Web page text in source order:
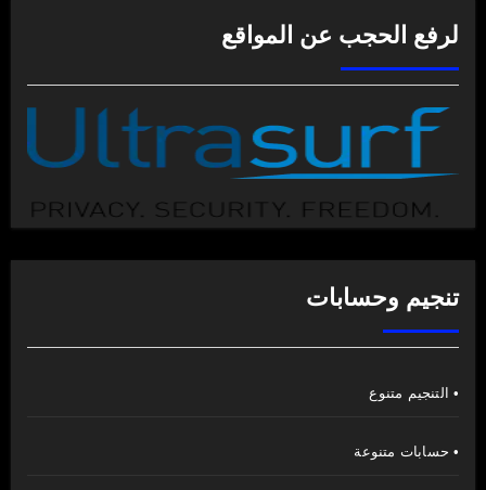
لرفع الحجب عن المواقع
تنجيم وحسابات
• التنجيم متنوع
• حسابات متنوعة